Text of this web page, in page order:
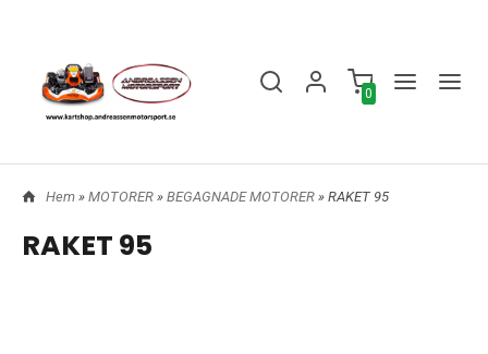
0
Hem » MOTORER » BEGAGNADE MOTORER » RAKET 95
RAKET 95